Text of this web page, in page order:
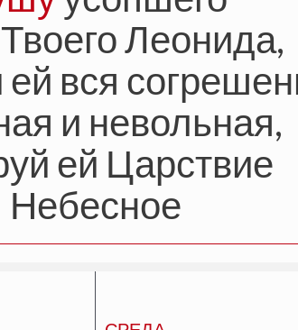
Леонида,
ей вся
и невольная,
ей Царствие
Небесное